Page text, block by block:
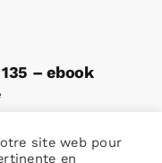
135 – ebook
site web pour
en